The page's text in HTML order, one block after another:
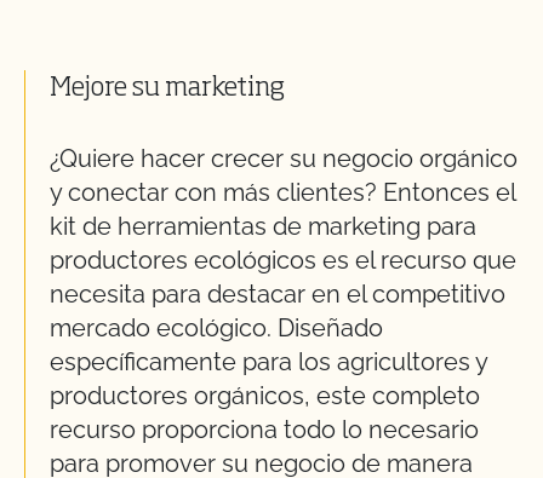
Mejore su marketing
¿Quiere hacer crecer su negocio orgánico
y conectar con más clientes? Entonces el
kit de herramientas de marketing para
productores ecológicos es el recurso que
necesita para destacar en el competitivo
mercado ecológico. Diseñado
específicamente para los agricultores y
productores orgánicos, este completo
recurso proporciona todo lo necesario
para promover su negocio de manera